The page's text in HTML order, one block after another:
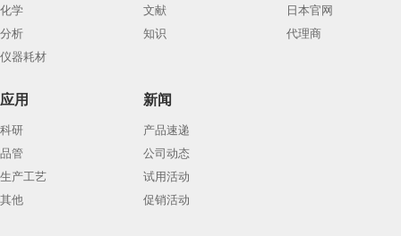
化学
分析
仪器耗材
文献
知识
日本官网
代理商
应用
科研
品管
生产工艺
其他
新闻
产品速递
公司动态
试用活动
促销活动